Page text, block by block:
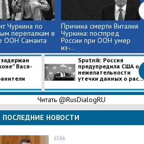
Чуркина по
перепалкам в
ООН Саманта
​Причина смерти Виталия
Чуркина: постпред
России при ООН умер
из-...
Вася-
Sputnik: Россия
предупредила США о
нежелательности
утечки данных о рас...
Читать @RusDialogRU
ПОСЛЕДНИЕ НОВОСТИ
15:06